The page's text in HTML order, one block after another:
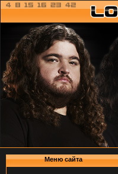
Меню сайта